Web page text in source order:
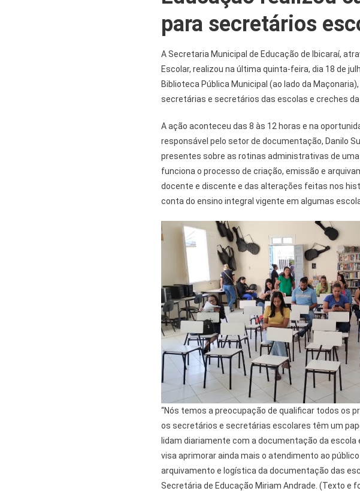
para secretários
A Secretaria Municipal de Educação de Ibicaraí,
Escolar, realizou na última quinta-feira, dia 18 de
Biblioteca Pública Municipal (ao lado da
secretárias e secretários das escolas e creches da
A ação aconteceu das 8 às 12 horas e na
responsável pelo setor de documentação, Danilo
presentes sobre as rotinas administrativas de
funciona o processo de criação, emissão e
docente e discente e das alterações feitas nos
conta do ensino integral vigente em algumas
“Nós temos a preocupação de qualificar todos os
os secretários e secretárias escolares têm um
lidam diariamente com a documentação da escola
visa aprimorar ainda mais o atendimento ao
arquivamento e logística da documentação das
Secretária de Educação Miriam Andrade. (Texto e